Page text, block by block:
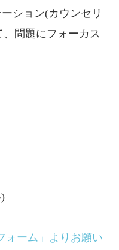
ション(カウンセリ
問題にフォーカス
ォーム」よりお願い